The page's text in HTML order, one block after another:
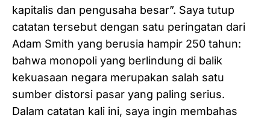
kapitalis dan pengusaha besar”. Saya tutup
catatan tersebut dengan satu peringatan dari
Adam Smith yang berusia hampir 250 tahun:
bahwa monopoli yang berlindung di balik
kekuasaan negara merupakan salah satu
sumber distorsi pasar yang paling serius.
Dalam catatan kali ini, saya ingin membahas